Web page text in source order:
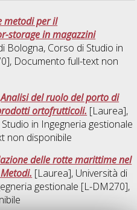
metodi per il
storage in magazzini
Bologna, Corso di Studio in
, Documento full-text non
Analisi del ruolo del porto di
ortofrutticoli. [Laurea],
in Ingegneria gestionale
non disponibile
delle rotte marittime nel
[Laurea], Università di
gestionale [L-DM270],